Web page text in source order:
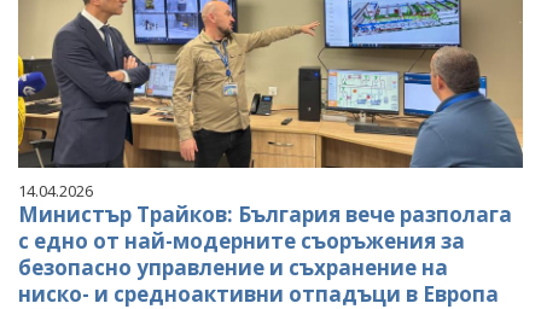
14.04.2026
Министър Трайков: България вече разполага
с едно от най-модерните съоръжения за
безопасно управление и съхранение на
ниско- и средноактивни отпадъци в Европа